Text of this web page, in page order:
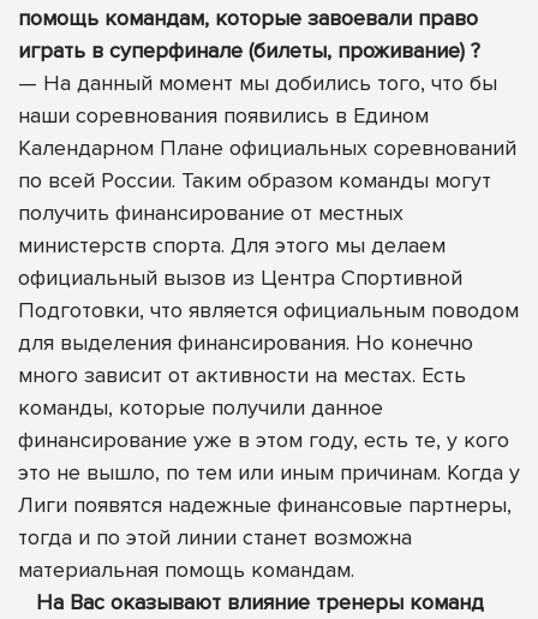
помощь командам, которые завоевали право
играть в суперфинале (билеты, проживание) ?
— На данный момент мы добились того, что бы
наши соревнования появились в Едином
Календарном Плане официальных соревнований
по всей России. Таким образом команды могут
получить финансирование от местных
министерств спорта. Для этого мы делаем
официальный вызов из Центра Спортивной
Подготовки, что является официальным поводом
для выделения финансирования. Но конечно
много зависит от активности на местах. Есть
команды, которые получили данное
финансирование уже в этом году, есть те, у кого
это не вышло, по тем или иным причинам. Когда у
Лиги появятся надежные финансовые партнеры,
тогда и по этой линии станет возможна
материальная помощь командам.
На Вас оказывают влияние тренеры команд